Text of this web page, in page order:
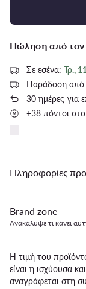
Πώληση από τον
Σε εσένα: Τρ.,
Παράδοση από
30 ημέρες για
+38 πόντοι στο
Πληροφορίες
Brand zone
Ανακάλυψε τι κάνει
Η τιμή του
είναι η ισχύουσα
αναγράφεται στη